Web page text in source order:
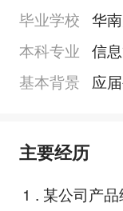
毕业学校 华
本科专业 信
基本背景
应
主要经历
1 . 某公司产品